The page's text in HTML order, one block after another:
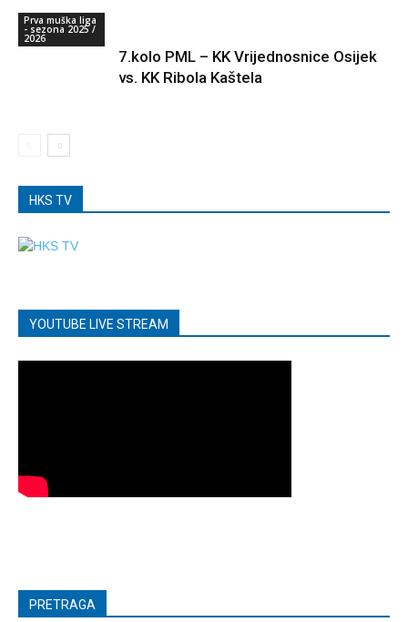
Prva muška liga
- sezona 2025 /
2026
7.kolo PML – KK Vrijednosnice Osijek
vs. KK Ribola Kaštela
HKS TV
YOUTUBE LIVE STREAM
PRETRAGA